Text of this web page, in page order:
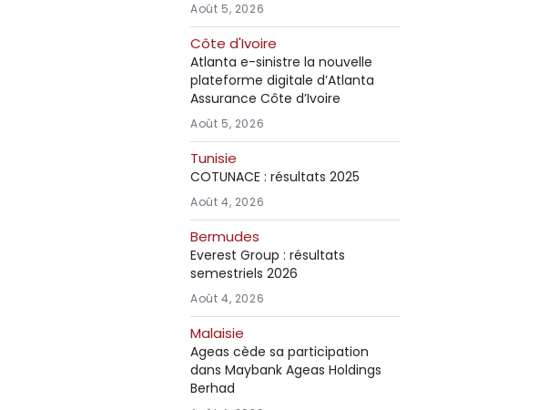
Août 5, 2026
Côte d'Ivoire
Atlanta e-sinistre la nouvelle
plateforme digitale d’Atlanta
Assurance Côte d’Ivoire
Août 5, 2026
Tunisie
COTUNACE : résultats 2025
Août 4, 2026
Bermudes
Everest Group : résultats
semestriels 2026
Août 4, 2026
Malaisie
Ageas cède sa participation
dans Maybank Ageas Holdings
Berhad